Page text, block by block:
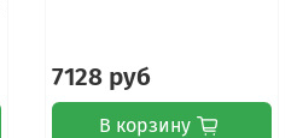
7128 руб
В корзину